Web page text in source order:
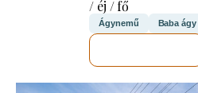
/ éj / fő
Ágynemű Baba ágy